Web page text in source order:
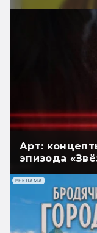
Арт:
эпизода
РЕКЛАМА